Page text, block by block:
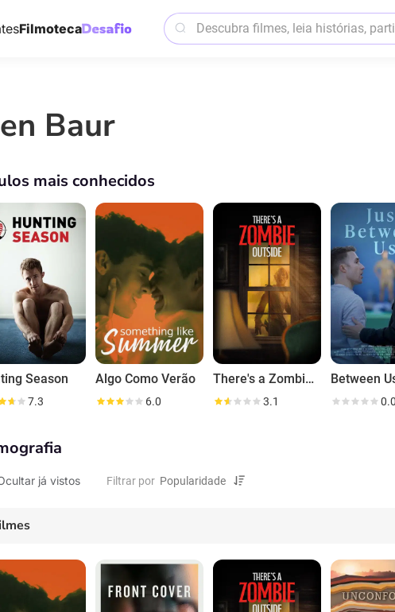
Filmoteca
Baur
mais conhecidos
Season
7.3
Algo Como Verão
6.0
There's a Zombie Outside
3.1
Between
0.0
já vistos Filtrar por